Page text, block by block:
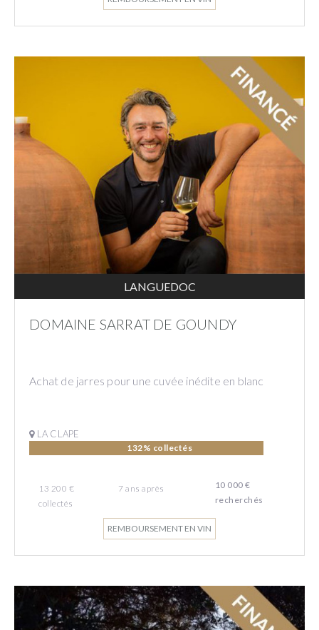
LANGUEDOC
DOMAINE SARRAT DE GOUNDY
Achat de jarres pour une cuvée inédite en blanc
LA CLAPE
132% collectés
13 200 €
collectés
7 ans après
10 000 €
recherchés
REMBOURSEMENT EN VIN